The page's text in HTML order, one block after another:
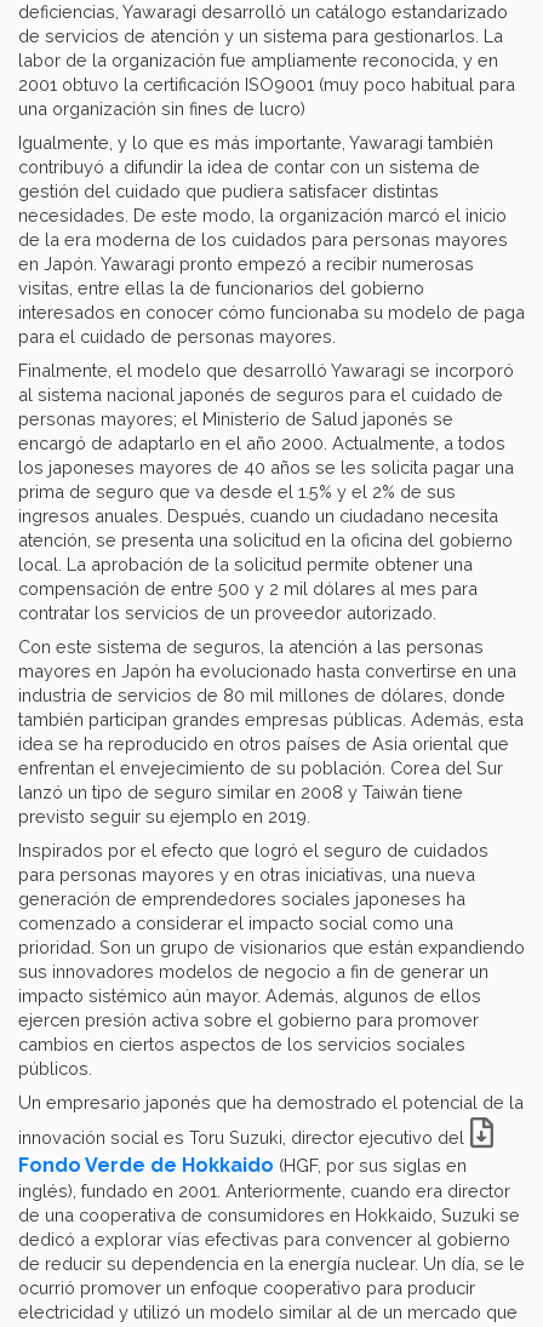
deficiencias, Yawaragi desarrolló un catálogo estandarizado
de servicios de atención y un sistema para gestionarlos. La
labor de la organización fue ampliamente reconocida, y en
2001 obtuvo la certificación ISO9001 (muy poco habitual para
una organización sin fines de lucro)
Igualmente, y lo que es más importante, Yawaragi también
contribuyó a difundir la idea de contar con un sistema de
gestión del cuidado que pudiera satisfacer distintas
necesidades. De este modo, la organización marcó el inicio
de la era moderna de los cuidados para personas mayores
en Japón. Yawaragi pronto empezó a recibir numerosas
visitas, entre ellas la de funcionarios del gobierno
interesados en conocer cómo funcionaba su modelo de paga
para el cuidado de personas mayores.
Finalmente, el modelo que desarrolló Yawaragi se incorporó
al sistema nacional japonés de seguros para el cuidado de
personas mayores; el Ministerio de Salud japonés se
encargó de adaptarlo en el año 2000. Actualmente, a todos
los japoneses mayores de 40 años se les solicita pagar una
prima de seguro que va desde el 1.5% y el 2% de sus
ingresos anuales. Después, cuando un ciudadano necesita
atención, se presenta una solicitud en la oficina del gobierno
local. La aprobación de la solicitud permite obtener una
compensación de entre 500 y 2 mil dólares al mes para
contratar los servicios de un proveedor autorizado.
Con este sistema de seguros, la atención a las personas
mayores en Japón ha evolucionado hasta convertirse en una
industria de servicios de 80 mil millones de dólares, donde
también participan grandes empresas públicas. Además, esta
idea se ha reproducido en otros países de Asia oriental que
enfrentan el envejecimiento de su población. Corea del Sur
lanzó un tipo de seguro similar en 2008 y Taiwán tiene
previsto seguir su ejemplo en 2019.
Inspirados por el efecto que logró el seguro de cuidados
para personas mayores y en otras iniciativas, una nueva
generación de emprendedores sociales japoneses ha
comenzado a considerar el impacto social como una
prioridad. Son un grupo de visionarios que están expandiendo
sus innovadores modelos de negocio a fin de generar un
impacto sistémico aún mayor. Además, algunos de ellos
ejercen presión activa sobre el gobierno para promover
cambios en ciertos aspectos de los servicios sociales
públicos.
Un empresario japonés que ha demostrado el potencial de la
innovación social es Toru Suzuki, director ejecutivo del
Fondo Verde de Hokkaido (HGF, por sus siglas en
inglés), fundado en 2001. Anteriormente, cuando era director
de una cooperativa de consumidores en Hokkaido, Suzuki se
dedicó a explorar vías efectivas para convencer al gobierno
de reducir su dependencia en la energía nuclear. Un día, se le
ocurrió promover un enfoque cooperativo para producir
electricidad y utilizó un modelo similar al de un mercado que